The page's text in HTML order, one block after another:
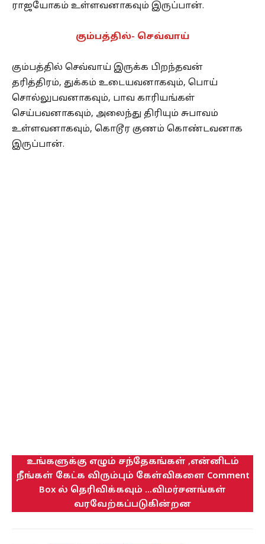
ராஜயோகம் உள்ளவனாகவும் இருப்பான்.
கும்பத்தில்- செவ்வாய்
கும்பத்தில் செவ்வாய் இருக்க பிறந்தவன்
தரித்திரம், துக்கம் உடையவனாகவும், பொய்
சொல்லுபவனாகவும், பாவ காரியங்கள்
செய்பவனாகவும், அலைந்து திரியும் சுபாவம்
உள்ளவனாகவும், கொடூர குணம் கொண்டவனாக
இருப்பான்.
உங்களுக்கு எழும் சந்தேகங்கள் ,என்னிடம்
நீங்கள் கேட்க விரும்பும் கேள்விகளை Comment
Box ல் தெரிவிக்கவும் ...விமர்சனங்கள்
வரவேற்கப்படுகின்றன